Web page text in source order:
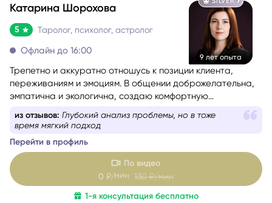
SILVER
9 лет опыта
Катарина Шорохова
5
Трепетно и аккуратно отношусь к позиции клиента,
переживаниям и эмоциям. В общении доброжелательна,
поддерживающую атмосферу.
из отзывов: Глубокий анализ проблемы, но в тоже
Перейти в профиль
По видео
0 ₽/мин130 ₽/мин